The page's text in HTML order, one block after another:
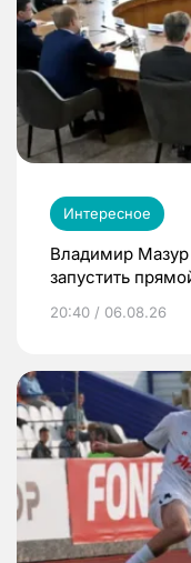
Интересное
Владимир
запустить
20:40 / 06.08.26